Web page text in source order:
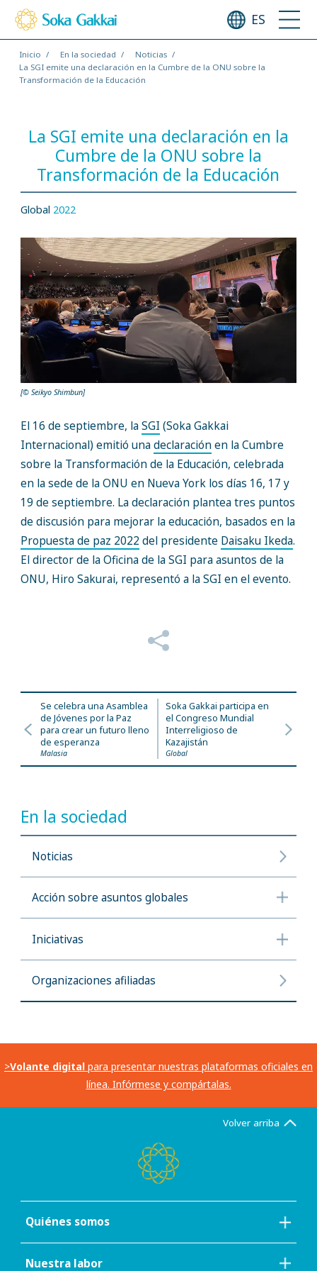
ES
Inicio En la sociedad
Noticias
La SGI emite una declaración en la Cumbre de la ONU sobre la
Transformación de la Educación
La SGI emite una declaración en la
Cumbre de la ONU sobre la
Transformación de la Educación
Global 2022
[© Seikyo Shimbun]
El 16 de septiembre, laSGI (Soka Gakkai
Internacional) emitió unadeclaraciónen la Cumbre
sobre la Transformación de la Educación, celebrada
en la sede de la ONU en Nueva York los días 16, 17 y
19 de septiembre. La declaración plantea tres puntos
de discusión para mejorar la educación, basados en la
Propuesta de paz 2022del presidente Daisaku Ikeda.
El director de la Oficina de la SGI para asuntos de la
ONU, Hiro Sakurai, representó a la SGI en el evento.
Se celebra una Asamblea
de Jóvenes por la Paz
para crear un futuro lleno
de esperanza
Malasia
Soka Gakkai participa en
el Congreso Mundial
Interreligioso de
Kazajistán
Global
En la sociedad
Noticias
Acción sobre asuntos globales
Iniciativas
Organizaciones afiliadas
>Volante digital para presentar nuestras plataformas oficiales en
línea. Infórmese y compártalas.
Volver arriba
Quiénes somos
Nuestra labor